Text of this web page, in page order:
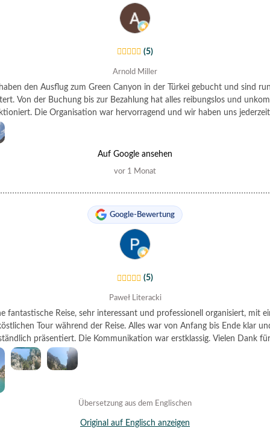
(5)
Arnold Miller
den Ausflug zum Green Canyon in der Türkei gebucht und sind
Von der Buchung bis zur Bezahlung hat alles reibungslos und
Die Organisation war hervorragend und wir haben uns
gefühlt. Der Ausflug selbst war wunderschön – die
Green Canyon und die entspannte Atmosphäre haben ihn zu einem
unseres Urlaubs gemacht. Besonders hervorheben möchten wir
Wir können diesen Ausflug uneingeschränkt weiterempfehlen
Auf Google ansehen
vor 1 Monat
Google-Bewertung
(5)
Paweł Literacki
fantastische Reise, sehr interessant und professionell organisiert, mit
Tour während der Reise. Alles war von Anfang bis Ende klar
präsentiert. Die Kommunikation war erstklassig. Vielen Dank
Übersetzung aus dem Englischen
Original auf Englisch anzeigen